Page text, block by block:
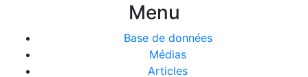
Menu
Base de données
Médias
Articles